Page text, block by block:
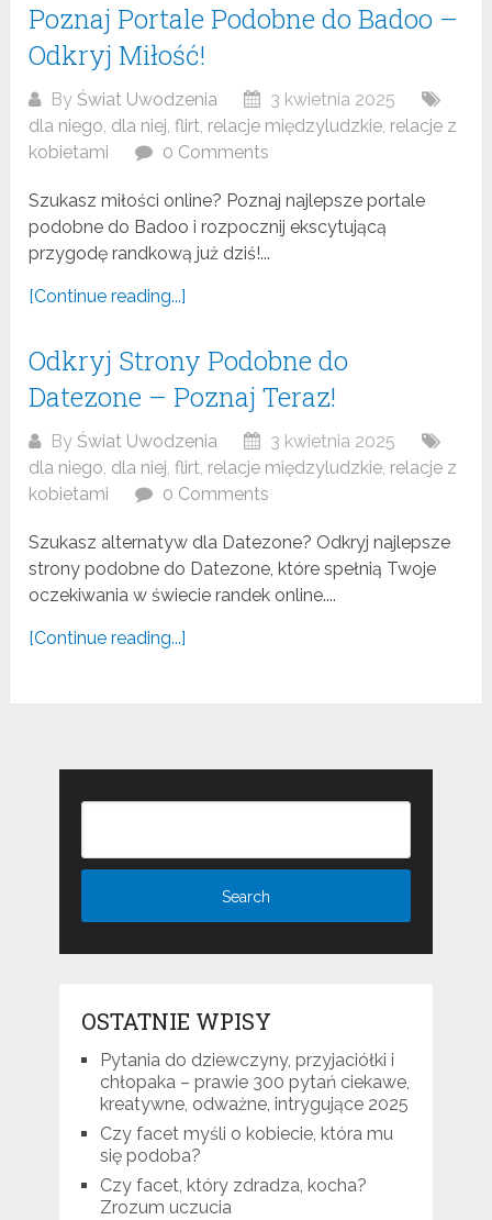
Poznaj Portale Podobne do Badoo –
Odkryj Miłość!
ByŚwiat Uwodzenia
3 kwietnia 2025
dla niego, dla niej,flirt, relacje międzyludzkie, relacje z
kobietami
0 Comments
Szukasz miłości online? Poznaj najlepsze portale
podobne do Badoo i rozpocznij ekscytującą
przygodę randkową już dziś!...
[Continue reading...]
Odkryj Strony Podobne do
Datezone – Poznaj Teraz!
ByŚwiat Uwodzenia
3 kwietnia 2025
dla niego, dla niej,flirt, relacje międzyludzkie, relacje z
kobietami
0 Comments
Szukasz alternatyw dla Datezone? Odkryj najlepsze
strony podobne do Datezone, które spełnią Twoje
oczekiwania w świecie randek online....
[Continue reading...]
OSTATNIE WPISY
Pytania do dziewczyny, przyjaciółki i
chłopaka – prawie 300 pytań ciekawe,
kreatywne, odważne, intrygujące 2025
Czy facet myśli o kobiecie, która mu
się podoba?
Czy facet, który zdradza, kocha?
Zrozum uczucia